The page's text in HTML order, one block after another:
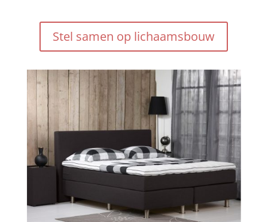
Stel samen op lichaamsbouw